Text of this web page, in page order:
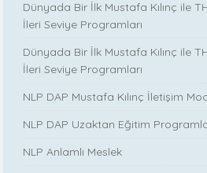
Dünyada Bir İlk Mustafa Kılınç ile
İleri Seviye Programları
Dünyada Bir İlk Mustafa Kılınç ile
İleri Seviye Programları
NLP DAP Mustafa Kılınç İletişim
NLP DAP Uzaktan Eğitim
NLP Anlamlı Meslek